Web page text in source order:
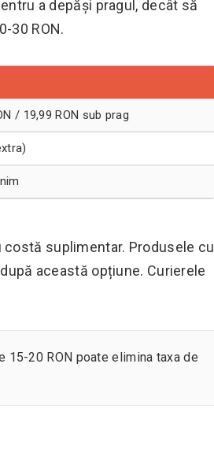
a depăși pragul, decât să
30 RON.
/ 19,99 RON sub prag
costă suplimentar. Produsele cu
această opțiune. Curierele
15-20 RON poate elimina taxa de